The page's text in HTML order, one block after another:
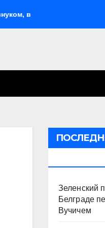
Поволжье и на Кубани
Зеленский
Белграде
Вучичем